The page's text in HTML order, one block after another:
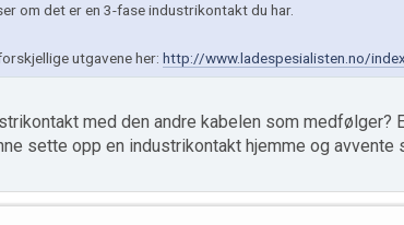
om det er en 3-fase industrikontakt du har.
utgavene her: http://www.ladespesialisten.no/
med den andre kabelen som medfølger?
sette opp en industrikontakt hjemme og avvente